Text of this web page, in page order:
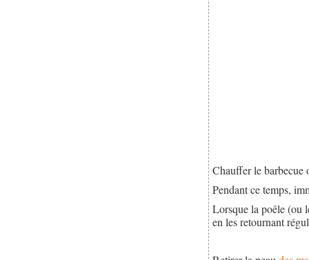
Chauffer le barbecue
Pendant ce temps,
Lorsque la poêle (ou
en les retournant